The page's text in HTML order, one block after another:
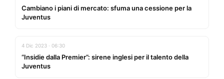
Cambiano i piani di mercato: sfuma una cessione per la
Juventus
4 Dic 2023 · 06:30
“Insidie dalla Premier”: sirene inglesi per il talento della
Juventus